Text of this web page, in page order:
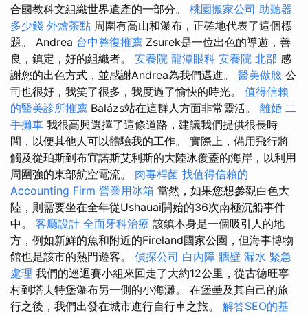
合國教科文組織世界遺產的一部分。 桃園搬家公司 助聽器
多少錢 外燴茶點 周圍有高山和瀑布，正確地代表了這個標
題。 Andrea 台中整復推薦 Zsurek是一位出色的導遊，善
良，鎮定，好的組織者。 安養院 龍潭眼科 安養院 北部 感
謝您的出色方式，並感謝Andrea為我們邁進。 醫美做臉 公
司也很好，我笑了很多，我度過了愉快的時光。 值得信賴
的醫美診所推薦 Balázs站在這群人方面非常靈活。 離婚 二
手攤車 我很高興選擇了這條道路，建議我們提供很長時
間，以便其他人可以體驗我的工作。 實際上，備用飛行將
觸及從珀斯到布宜諾斯艾利斯的大陸冰覆蓋的海岸，以利用
周圍強的東部航空電流。 肉毒桿菌 找值得信賴的
Accounting Firm 營業用冰箱 當然，如果您想參觀白色大
陸，則需要坐在全年從Ushauai開始的36次南極沉船事件
中。 客廳設計 全面牙科治療 該鎮本身是一個吸引人的地
方，例如新鮮的魚和附近的Fireland國家公園，但海事博物
館也是該市的熱門遊客。 偵探公司 白內障 牆壁 漏水 緊急
處理 我們的巡迴賽小組來回走了大約12公里，從古德旺寧
村到塔夫特堡瀑布另一側的小海灘。 在堡壘及其自己的旅
行之後，我們出發在城市進行自行車之旅。 解答SEO的基